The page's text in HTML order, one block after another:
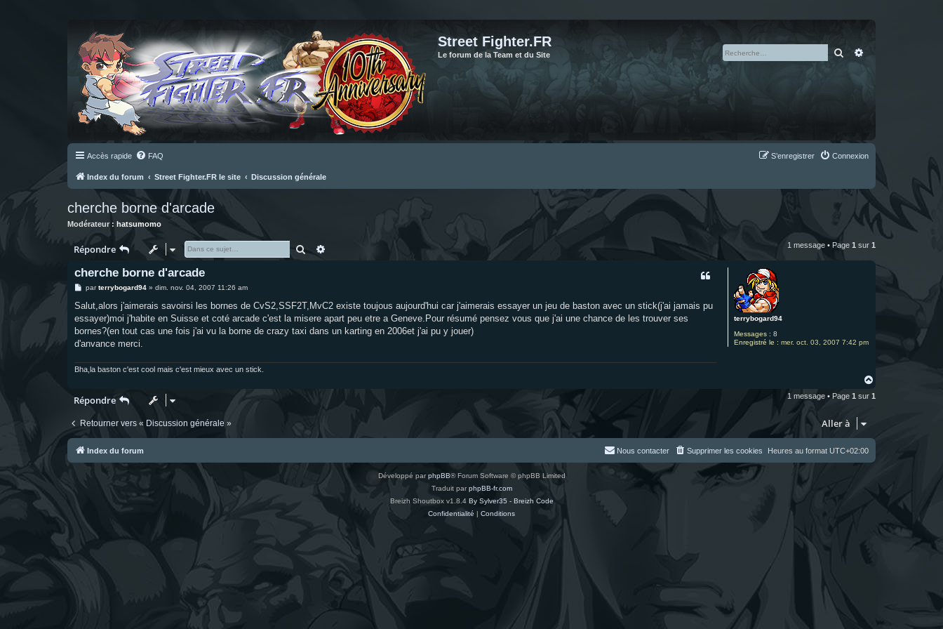
Street Fighter.FR
Le forum de la Team et du Site Rechercher
Accès rapide FAQ Connexion
S’enregistrer
Index du forum Street Fighter.FR le site Discussion générale
cherche borne d'arcade
Modérateur : hatsumomo
Répondre Rechercher 1 message • Page 1 sur 1
terrybogard94
Messages : 8
Enregistré le : mer. oct. 03, 2007 7:42 pm
cherche borne d'arcade
M
s
a
g
parterrybogard94» dim. nov. 04, 2007 11:26 am
Salut,alors j'aimerais savoirsi les bornes de CvS2,SSF2T,MvC2 existe toujous aujourd'hui car j'aimerais essayer un jeu de baston avec un stick(j'ai jamais pu
essayer)moi j'habite en Suisse et coté arcade c'est la misere apart peu etre a Geneve.Pour résumé pensez vous que j'ai une chance de les trouver ses
bornes?(en tout cas une fois j'ai vu la borne de crazy taxi dans un karting en 2006et j'ai pu y jouer)
d'anvance merci.
Bha,la baston c'est cool mais c'est mieux avec un stick.
u
Répondre 1 message • Page 1 sur 1
Retourner vers « Discussion générale » Aller à
Index du forum Heures au format UTC+02:00
Supprimer les cookies
Nous contacter
Développé parphpBB® Forum Software © phpBB Limited
Traduit parphpBB-fr.com
Breizh Shoutbox v1.8.4 By Sylver35 - Breizh Code
Confidentialité | Conditions